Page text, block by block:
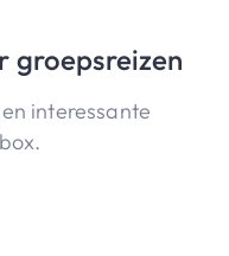
groepsreizen
interessante